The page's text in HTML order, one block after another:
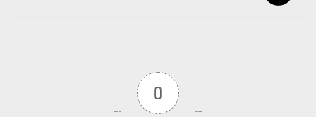
0